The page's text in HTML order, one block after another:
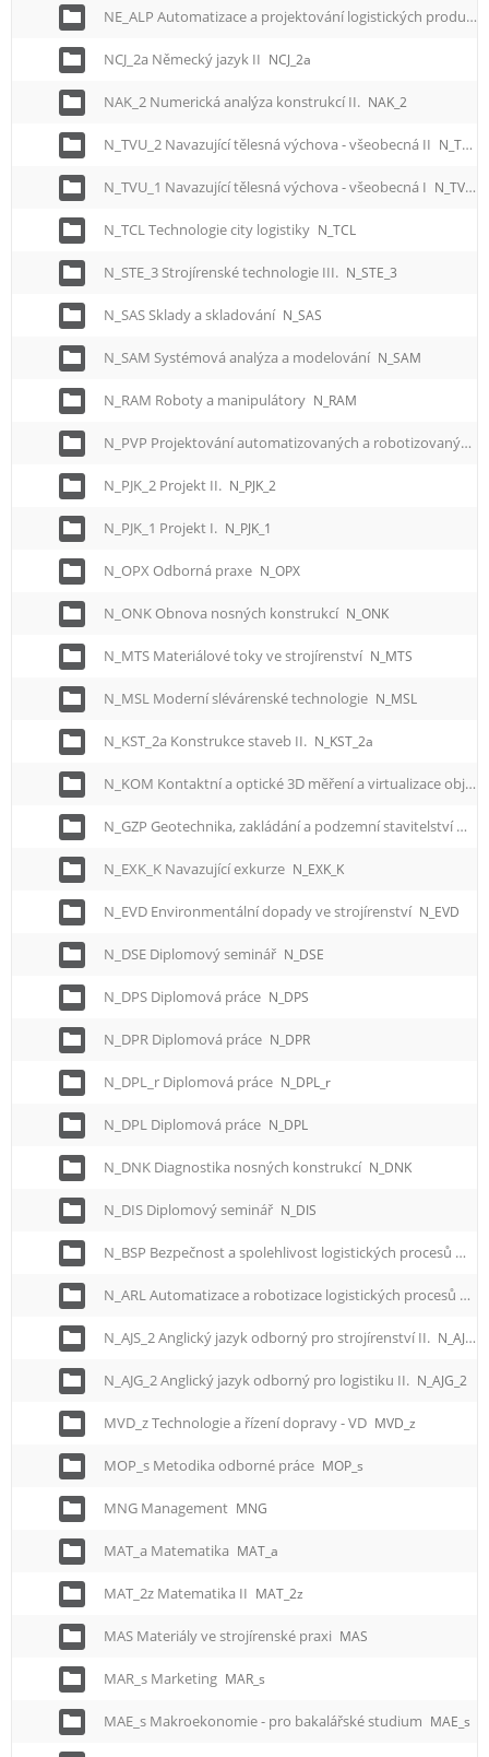
NE_ALP Automatizace a projektování logistických produkčních procesů – pro magisterské studium
NCJ_2a Německý jazyk II NCJ_2a
NAK_2 Numerická analýza konstrukcí II. NAK_2
N_TVU_2 Navazující tělesná výchova - všeobecná II N_TVU_2
N_TVU_1 Navazující tělesná výchova - všeobecná I N_TVU_1
N_TCL Technologie city logistiky N_TCL
N_STE_3 Strojírenské technologie III. N_STE_3
N_SAS Sklady a skladování N_SAS
N_SAM Systémová analýza a modelování N_SAM
N_RAM Roboty a manipulátory N_RAM
N_PVP Projektování automatizovaných a robotizovaných výrobních procesů
N_PJK_2 Projekt II. N_PJK_2
N_PJK_1 Projekt I. N_PJK_1
N_OPX Odborná praxe N_OPX
N_ONK Obnova nosných konstrukcí N_ONK
N_MTS Materiálové toky ve strojírenství N_MTS
N_MSL Moderní slévárenské technologie N_MSL
N_KST_2a Konstrukce staveb II. N_KST_2a
N_KOM Kontaktní a optické 3D měření a virtualizace objektů
N_GZP Geotechnika, zakládání a podzemní stavitelství
N_EXK_K Navazující exkurze N_EXK_K
N_EVD Environmentální dopady ve strojírenství N_EVD
N_DSE Diplomový seminář N_DSE
N_DPS Diplomová práce N_DPS
N_DPR Diplomová práce N_DPR
N_DPL_r Diplomová práce N_DPL_r
N_DPL Diplomová práce N_DPL
N_DNK Diagnostika nosných konstrukcí N_DNK
N_DIS Diplomový seminář N_DIS
N_BSP Bezpečnost a spolehlivost logistických procesů
N_ARL Automatizace a robotizace logistických procesů
N_AJS_2 Anglický jazyk odborný pro strojírenství II. N_AJS_2
N_AJG_2 Anglický jazyk odborný pro logistiku II. N_AJG_2
MVD_z Technologie a řízení dopravy - VD MVD_z
MOP_s Metodika odborné práce MOP_s
MNG Management MNG
MAT_a Matematika MAT_a
MAT_2z Matematika II MAT_2z
MAS Materiály ve strojírenské praxi MAS
MAR_s Marketing MAR_s
MAE_s Makroekonomie - pro bakalářské studium MAE_s